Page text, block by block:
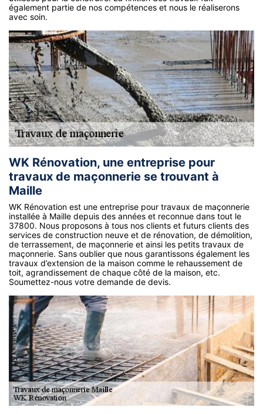
également partie de nos compétences et nous le réaliserons
avec soin.
WK Rénovation, une entreprise pour
travaux de maçonnerie se trouvant à
Maille
WK Rénovation est une entreprise pour travaux de maçonnerie
installée à Maille depuis des années et reconnue dans tout le
37800. Nous proposons à tous nos clients et futurs clients des
services de construction neuve et de rénovation, de démolition,
de terrassement, de maçonnerie et ainsi les petits travaux de
maçonnerie. Sans oublier que nous garantissons également les
travaux d’extension de la maison comme le rehaussement de
toit, agrandissement de chaque côté de la maison, etc.
Soumettez-nous votre demande de devis.